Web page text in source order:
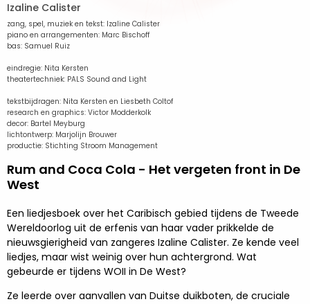
Izaline Calister
zang, spel, muziek en tekst: Izaline Calister
piano en arrangementen: Marc Bischoff
bas: Samuel Ruiz
eindregie: Nita Kersten
theatertechniek: PALS Sound and Light
tekstbijdragen: Nita Kersten en Liesbeth Coltof
research en graphics: Victor Modderkolk
decor: Bartel Meyburg
lichtontwerp: Marjolijn Brouwer
productie: Stichting Stroom Management
Rum and Coca Cola - Het vergeten front in De
West
Een liedjesboek over het Caribisch gebied tijdens de Tweede
Wereldoorlog uit de erfenis van haar vader prikkelde de
nieuwsgierigheid van zangeres Izaline Calister. Ze kende veel
liedjes, maar wist weinig over hun achtergrond. Wat
gebeurde er tijdens WOII in De West?
Ze leerde over aanvallen van Duitse duikboten, de cruciale